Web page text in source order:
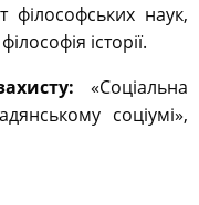
філософських наук,
історії.
«Соціальна
соціумі»,